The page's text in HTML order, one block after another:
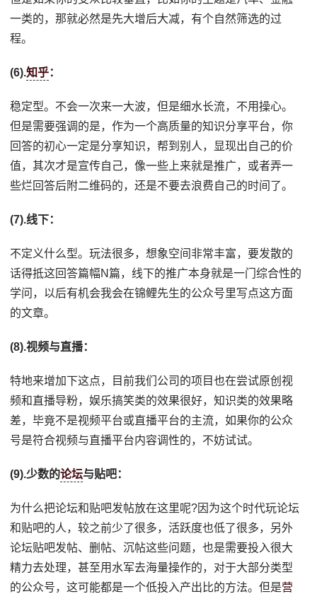
一类的，那就必然是先大增后大减，有个自然筛选的过
程。
(6).知乎：
稳定型。不会一次来一大波，但是细水长流，不用操心。
但是需要强调的是，作为一个高质量的知识分享平台，你
回答的初心一定是分享知识，帮到别人，显现出自己的价
值，其次才是宣传自己，像一些上来就是推广，或者弄一
些烂回答后附二维码的，还是不要去浪费自己的时间了。
(7).线下：
不定义什么型。玩法很多，想象空间非常丰富，要发散的
话得抵这回答篇幅N篇，线下的推广本身就是一门综合性的
学问，以后有机会我会在锦鲤先生的公众号里写点这方面
的文章。
(8).视频与直播：
特地来增加下这点，目前我们公司的项目也在尝试原创视
频和直播导粉，娱乐搞笑类的效果很好，知识类的效果略
差，毕竟不是视频平台或直播平台的主流，如果你的公众
号是符合视频与直播平台内容调性的，不妨试试。
(9).少数的论坛与贴吧：
为什么把论坛和贴吧发帖放在这里呢?因为这个时代玩论坛
和贴吧的人，较之前少了很多，活跃度也低了很多，另外
论坛贴吧发帖、删帖、沉帖这些问题，也是需要投入很大
精力去处理，甚至用水军去海量操作的，对于大部分类型
的公众号，这可能都是一个低投入产出比的方法。但是营